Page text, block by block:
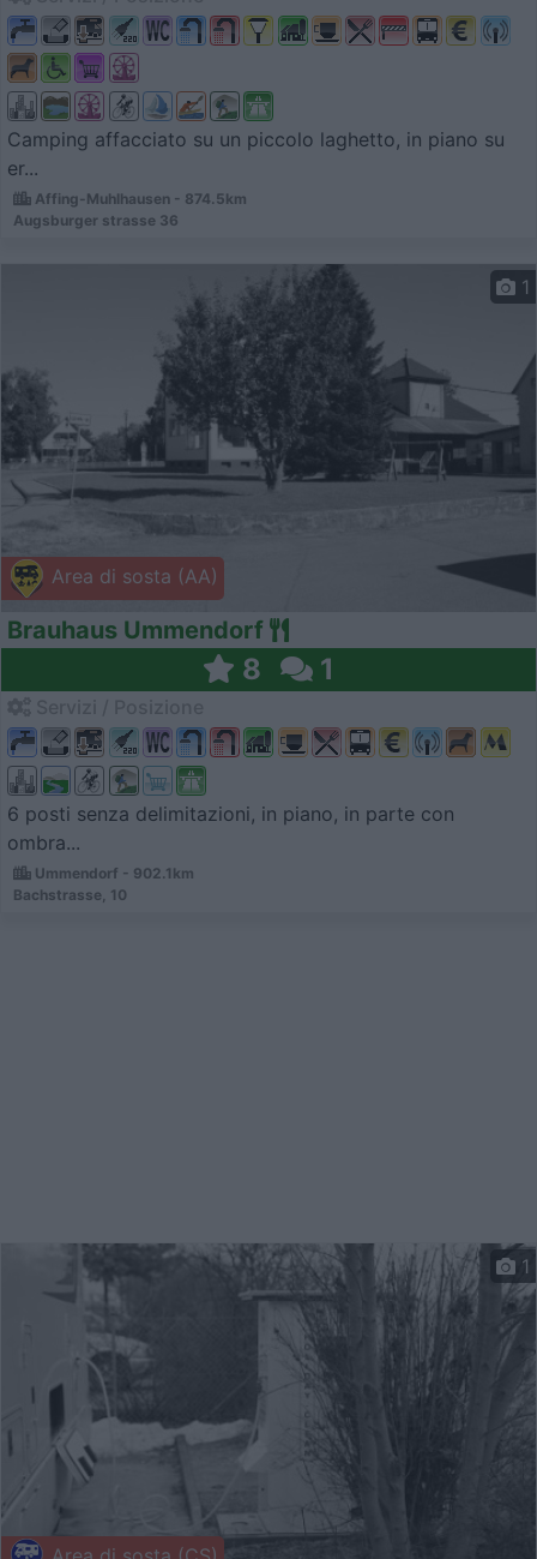
Camping affacciato su un piccolo laghetto, in piano su
er...
Affing-Muhlhausen - 874.5km
Augsburger strasse 36
Area di sosta (AA)
1
Brauhaus Ummendorf
8 1
6 posti senza delimitazioni, in piano, in parte con
ombra...
Ummendorf - 902.1km
Bachstrasse, 10
1